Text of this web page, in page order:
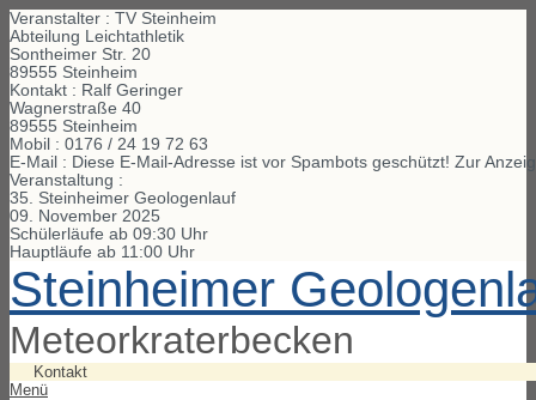
Veranstalter : TV Steinheim
Abteilung Leichtathletik
Sontheimer Str. 20
89555 Steinheim
Kontakt : Ralf Geringer
Wagnerstraße 40
89555 Steinheim
Mobil : 0176 / 24 19 72 63
E-Mail : Diese E-Mail-Adresse ist vor Spambots geschützt! Zur
Veranstaltung :
35. Steinheimer Geologenlauf
09. November 2025
Schülerläufe ab 09:30 Uhr
Hauptläufe ab 11:00 Uhr
Steinheimer
Meteorkraterbecken
Kontakt
Menü